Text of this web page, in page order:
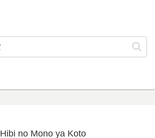
Hibi no Mono ya Koto